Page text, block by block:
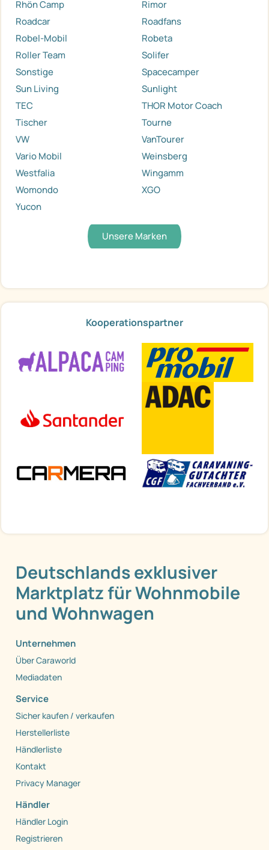
Rhön Camp
Rimor
Roadcar
Roadfans
Robel-Mobil
Robeta
Roller Team
Solifer
Sonstige
Spacecamper
Sun Living
Sunlight
TEC
THOR Motor Coach
Tischer
Tourne
VW
VanTourer
Vario Mobil
Weinsberg
Westfalia
Wingamm
Womondo
XGO
Yucon
Unsere Marken
Kooperationspartner
Deutschlands exklusiver
Marktplatz für Wohnmobile
und Wohnwagen
Unternehmen
Über Caraworld
Mediadaten
Service
Sicher kaufen / verkaufen
Herstellerliste
Händlerliste
Kontakt
Privacy Manager
Händler
Händler Login
Registrieren